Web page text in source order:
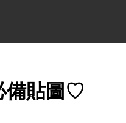
備貼圖♡